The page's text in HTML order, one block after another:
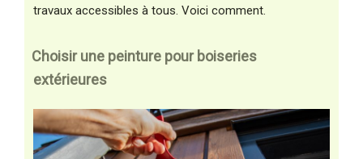
travaux accessibles à tous. Voici comment.
Choisir une peinture pour boiseries
extérieures